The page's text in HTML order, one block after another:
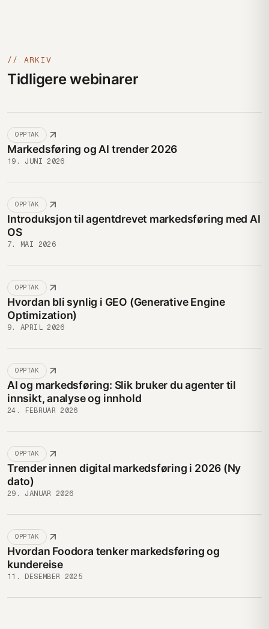
// ARKIV
Tidligere webinarer
OPPTAK
Markedsføring og AI trender 2026
19. JUNI 2026
OPPTAK
Introduksjon til agentdrevet markedsføring med AI
OS
7. MAI 2026
OPPTAK
Hvordan bli synlig i GEO (Generative Engine
Optimization)
9. APRIL 2026
OPPTAK
AI og markedsføring: Slik bruker du agenter til
innsikt, analyse og innhold
24. FEBRUAR 2026
OPPTAK
Trender innen digital markedsføring i 2026 (Ny
dato)
29. JANUAR 2026
OPPTAK
Hvordan Foodora tenker markedsføring og
kundereise
11. DESEMBER 2025